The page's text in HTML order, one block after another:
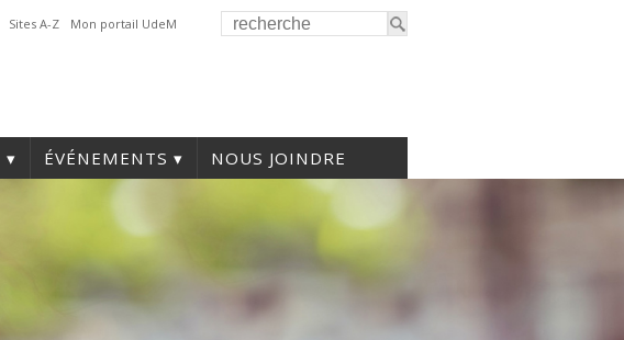
Sites A-Z Mon portail UdeM
ÉVÉNEMENTS NOUS JOINDRE